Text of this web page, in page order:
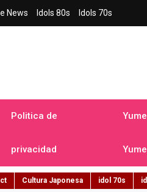
News Idols 80s Idols 70s
Politica de
privacidad
Cultura Japonesa idol 70s